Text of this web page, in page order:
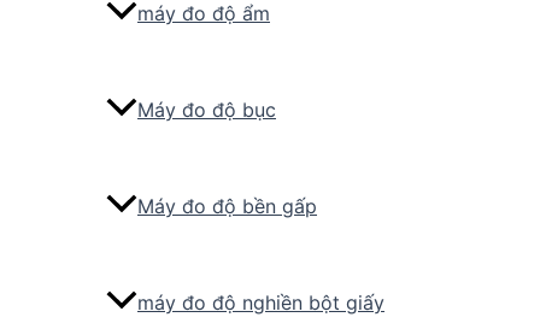
máy đo độ ẩm
Máy đo độ bục
Máy đo độ bền gấp
máy đo độ nghiền bột giấy